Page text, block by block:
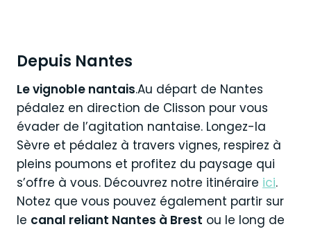
Depuis Nantes
Le vignoble nantais.Au départ de Nantes
pédalez en direction de Clisson pour vous
évader de l’agitation nantaise. Longez-la
Sèvre et pédalez à travers vignes, respirez à
pleins poumons et profitez du paysage qui
s’offre à vous. Découvrez notre itinéraire ici.
Notez que vous pouvez également partir sur
le canal reliant Nantes à Brest ou le long de